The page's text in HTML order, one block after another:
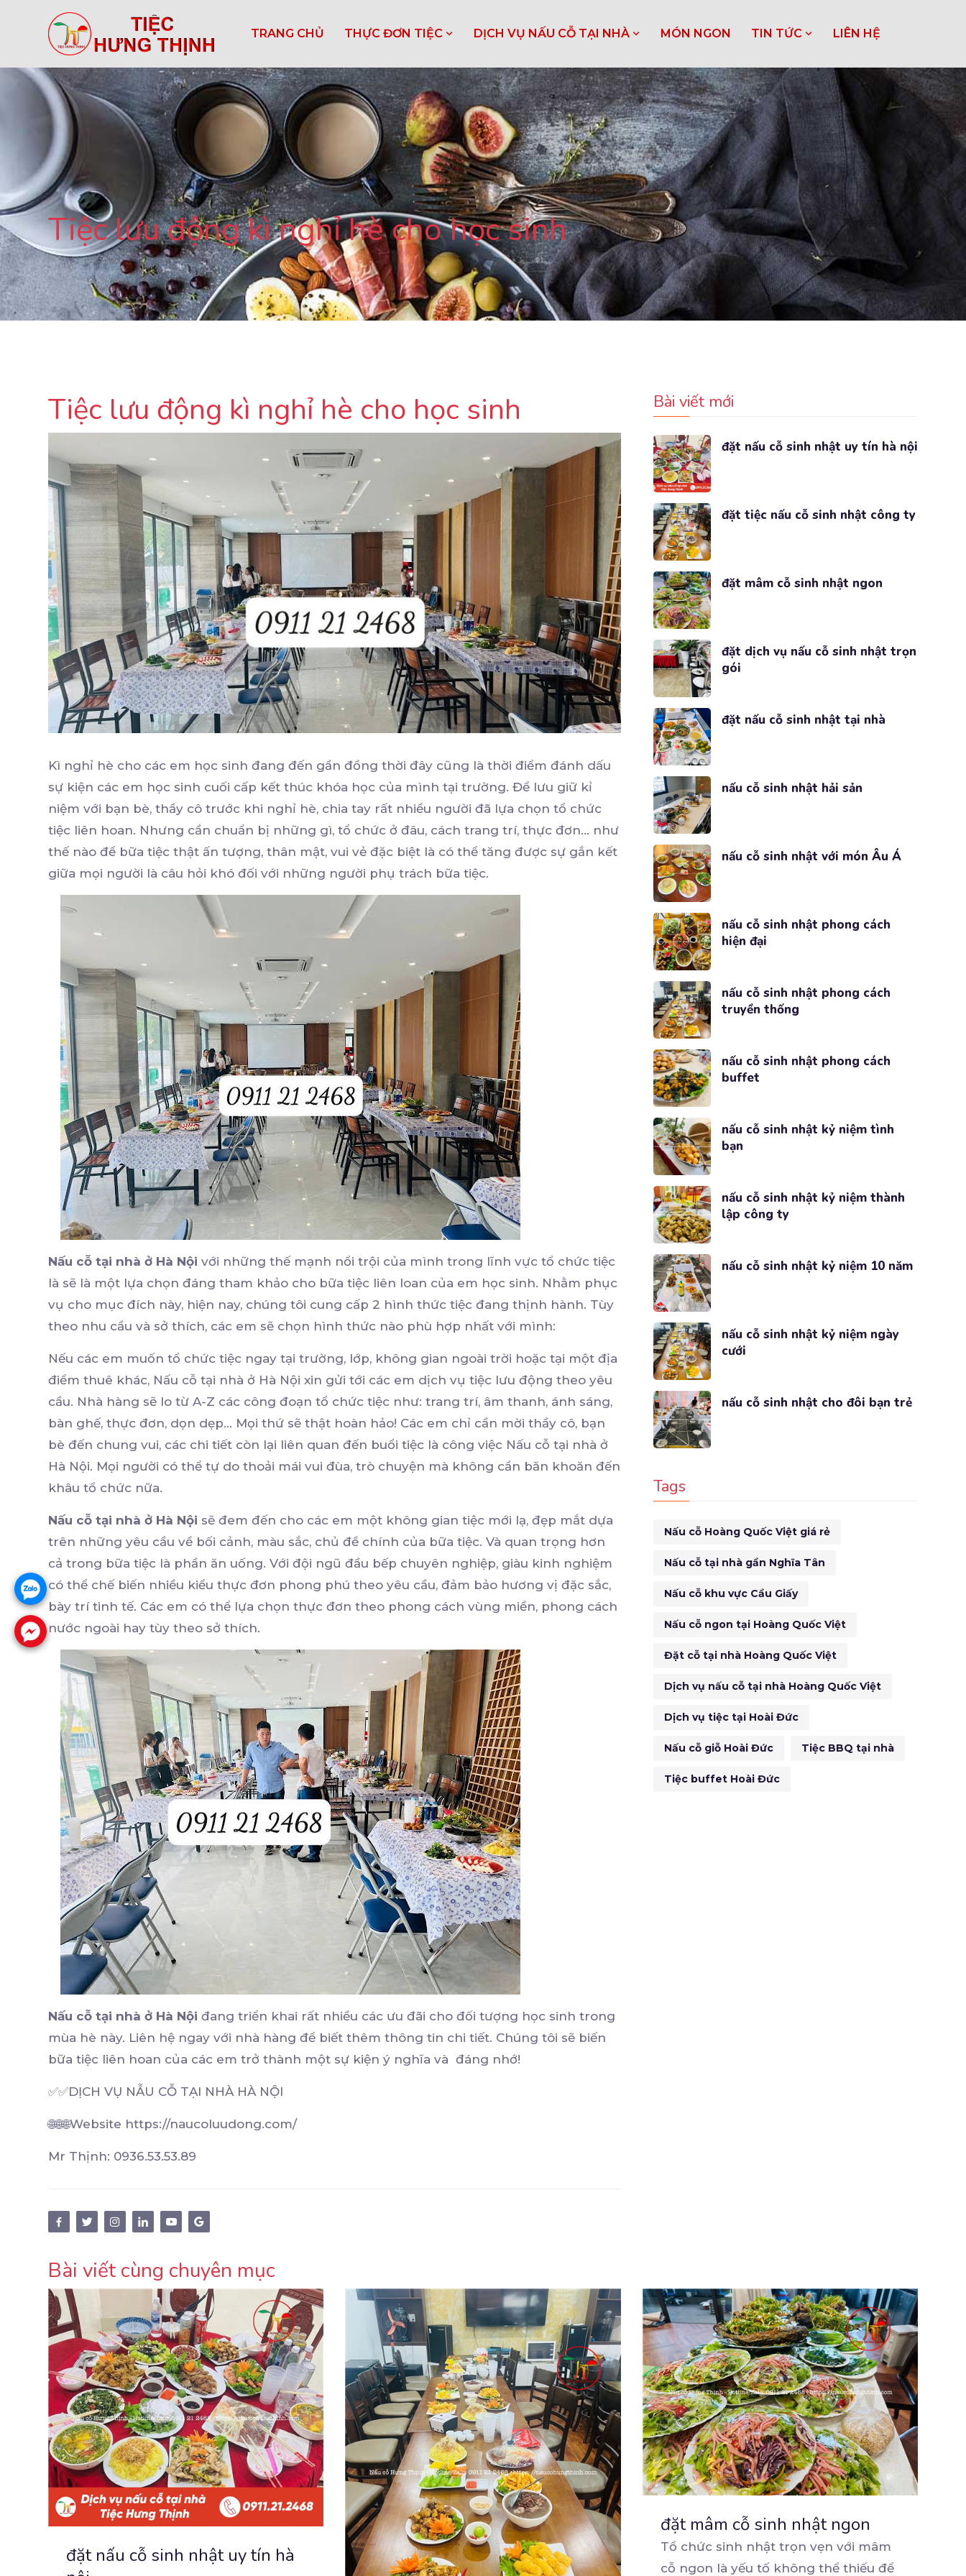
TRANG CHỦ THỰC ĐƠN TIỆC DỊCH VỤ NẤU CỖ TẠI NHÀ MÓN NGON TIN TỨC LIÊN HỆ
Tiệc lưu động kì nghỉ hè cho học sinh
Tiệc lưu động kì nghỉ hè cho học sinh
Kì nghỉ hè cho các em học sinh đang đến gần đồng thời đây cũng là thời điểm đánh dấu
sự kiện các em học sinh cuối cấp kết thúc khóa học của mình tại trường. Để lưu giữ kỉ
niệm với bạn bè, thầy cô trước khi nghỉ hè, chia tay rất nhiều người đã lựa chọn tổ chức
tiệc liên hoan. Nhưng cần chuẩn bị những gì, tổ chức ở đâu, cách trang trí, thực đơn… như
thế nào để bữa tiệc thật ấn tượng, thân mật, vui vẻ đặc biệt là có thể tăng được sự gắn kết
giữa mọi người là câu hỏi khó đối với những người phụ trách bữa tiệc.
Nấu cỗ tại nhà ở Hà Nội với những thế mạnh nổi trội của mình trong lĩnh vực tổ chức tiệc
là sẽ là một lựa chọn đáng tham khảo cho bữa tiệc liên loan của em học sinh. Nhằm phục
vụ cho mục đích này, hiện nay, chúng tôi cung cấp 2 hình thức tiệc đang thịnh hành. Tùy
theo nhu cầu và sở thích, các em sẽ chọn hình thức nào phù hợp nhất với mình:
Nếu các em muốn tổ chức tiệc ngay tại trường, lớp, không gian ngoài trời hoặc tại một địa
điểm thuê khác, Nấu cỗ tại nhà ở Hà Nội xin gửi tới các em dịch vụ tiệc lưu động theo yêu
cầu. Nhà hàng sẽ lo từ A-Z các công đoạn tổ chức tiệc như: trang trí, âm thanh, ánh sáng,
bàn ghế, thực đơn, dọn dẹp… Mọi thứ sẽ thật hoàn hảo! Các em chỉ cần mời thầy cô, bạn
bè đến chung vui, các chi tiết còn lại liên quan đến buổi tiệc là công việc Nấu cỗ tại nhà ở
Hà Nội. Mọi người có thể tự do thoải mái vui đùa, trò chuyện mà không cần băn khoăn đến
khâu tổ chức nữa.
Nấu cỗ tại nhà ở Hà Nội sẽ đem đến cho các em một không gian tiệc mới lạ, đẹp mắt dựa
trên những yêu cầu về bối cảnh, màu sắc, chủ đề chính của bữa tiệc. Và quan trọng hơn
cả trong bữa tiệc là phần ăn uống. Với đội ngũ đầu bếp chuyên nghiệp, giàu kinh nghiệm
có thể chế biến nhiều kiểu thực đơn phong phú theo yêu cầu, đảm bảo hương vị đặc sắc,
bày trí tinh tế. Các em có thể lựa chọn thực đơn theo phong cách vùng miền, phong cách
nước ngoài hay tùy theo sở thích.
Nấu cỗ tại nhà ở Hà Nội đang triển khai rất nhiều các ưu đãi cho đối tượng học sinh trong
mùa hè này. Liên hệ ngay với nhà hàng để biết thêm thông tin chi tiết. Chúng tôi sẽ biến
bữa tiệc liên hoan của các em trở thành một sự kiện ý nghĩa và đáng nhớ!
✅✅DỊCH VỤ NẪU CỖ TẠI NHÀ HÀ NỘI
🌐🌐🌐Website https://naucoluudong.com/
Mr Thịnh: 0936.53.53.89
Bài viết mới
đặt nấu cỗ sinh nhật uy tín hà nội
đặt tiệc nấu cỗ sinh nhật công ty
đặt mâm cỗ sinh nhật ngon
đặt dịch vụ nấu cỗ sinh nhật trọn
gói
đặt nấu cỗ sinh nhật tại nhà
nấu cỗ sinh nhật hải sản
nấu cỗ sinh nhật với món Âu Á
nấu cỗ sinh nhật phong cách
hiện đại
nấu cỗ sinh nhật phong cách
truyền thống
nấu cỗ sinh nhật phong cách
buffet
nấu cỗ sinh nhật kỷ niệm tình
bạn
nấu cỗ sinh nhật kỷ niệm thành
lập công ty
nấu cỗ sinh nhật kỷ niệm 10 năm
nấu cỗ sinh nhật kỷ niệm ngày
cưới
nấu cỗ sinh nhật cho đôi bạn trẻ
Tags
Nấu cỗ Hoàng Quốc Việt giá rẻ
Nấu cỗ tại nhà gần Nghĩa Tân
Nấu cỗ khu vực Cầu Giấy
Nấu cỗ ngon tại Hoàng Quốc Việt
Đặt cỗ tại nhà Hoàng Quốc Việt
Dịch vụ nấu cỗ tại nhà Hoàng Quốc Việt
Dịch vụ tiệc tại Hoài Đức
Nấu cỗ giỗ Hoài Đức Tiệc BBQ tại nhà
Tiệc buffet Hoài Đức
Bài viết cùng chuyên mục
đặt nấu cỗ sinh nhật uy tín hà
đặt mâm cỗ sinh nhật ngon
Tổ chức sinh nhật trọn vẹn với mâm
cỗ ngon là yếu tố không thể thiếu để